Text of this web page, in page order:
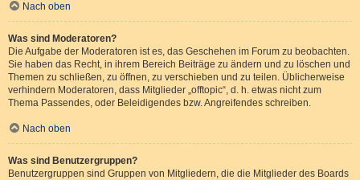
Nach oben
Was sind Moderatoren?
Die Aufgabe der Moderatoren ist es, das Geschehen im Forum zu beobachten.
Sie haben das Recht, in ihrem Bereich Beiträge zu ändern und zu löschen und
Themen zu schließen, zu öffnen, zu verschieben und zu teilen. Üblicherweise
verhindern Moderatoren, dass Mitglieder „offtopic“, d. h. etwas nicht zum
Thema Passendes, oder Beleidigendes bzw. Angreifendes schreiben.
Nach oben
Was sind Benutzergruppen?
Benutzergruppen sind Gruppen von Mitgliedern, die die Mitglieder des Boards